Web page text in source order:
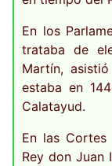
En los
trataba de
Martín,
estaba en
Calatayud.
En las
Rey don Juan